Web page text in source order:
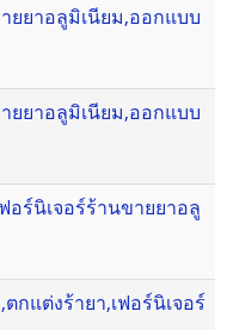
ยยาอลูมิเนียม,ออกแบบ
ยยาอลูมิเนียม,ออกแบบ
อร์นิเจอร์ร้านขายยาอลู
กแต่งร้ายา,เฟอร์นิเจอร์